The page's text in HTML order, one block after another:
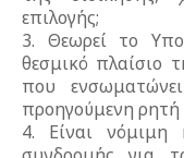
επιλογής;
3. Θεωρεί το
θεσμικό πλαίσιο
που
προηγούμενη
4. Είναι νόμιμη